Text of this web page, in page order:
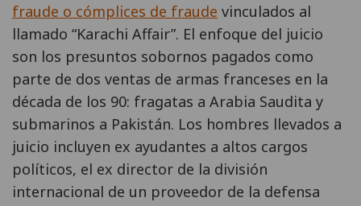
fraude o cómplices de fraude vinculados al
llamado “Karachi Affair”. El enfoque del juicio
son los presuntos sobornos pagados como
parte de dos ventas de armas franceses en la
década de los 90: fragatas a Arabia Saudita y
submarinos a Pakistán. Los hombres llevados a
juicio incluyen ex ayudantes a altos cargos
políticos, el ex director de la división
internacional de un proveedor de la defensa